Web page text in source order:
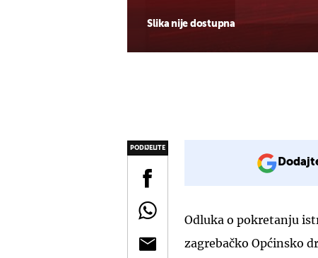
Slika nije dostupna
PODIJELITE
Odluka o pokretanju
zagrebačko Općinsko